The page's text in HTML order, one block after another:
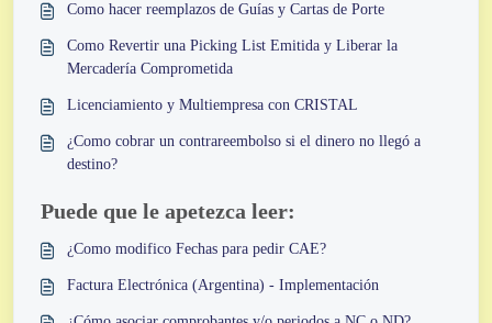
Como hacer reemplazos de Guías y Cartas de Porte
Como Revertir una Picking List Emitida y Liberar la
Mercadería Comprometida
Licenciamiento y Multiempresa con CRISTAL
¿Como cobrar un contrareembolso si el dinero no llegó a
destino?
Puede que le apetezca leer:
¿Como modifico Fechas para pedir CAE?
Factura Electrónica (Argentina) - Implementación